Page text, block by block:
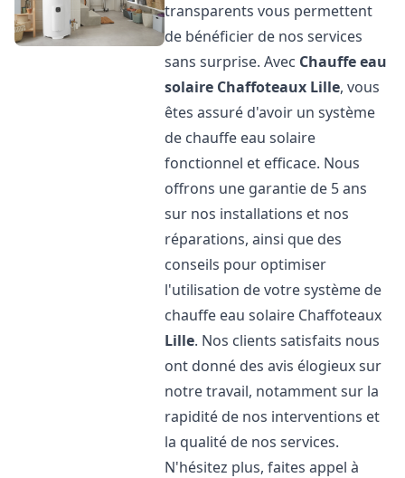
transparents vous permettent
de bénéficier de nos services
sans surprise. Avec Chauffe eau
solaire Chaffoteaux Lille, vous
êtes assuré d'avoir un système
de chauffe eau solaire
fonctionnel et efficace. Nous
offrons une garantie de 5 ans
sur nos installations et nos
réparations, ainsi que des
conseils pour optimiser
l'utilisation de votre système de
chauffe eau solaire Chaffoteaux
Lille. Nos clients satisfaits nous
ont donné des avis élogieux sur
notre travail, notamment sur la
rapidité de nos interventions et
la qualité de nos services.
N'hésitez plus, faites appel à